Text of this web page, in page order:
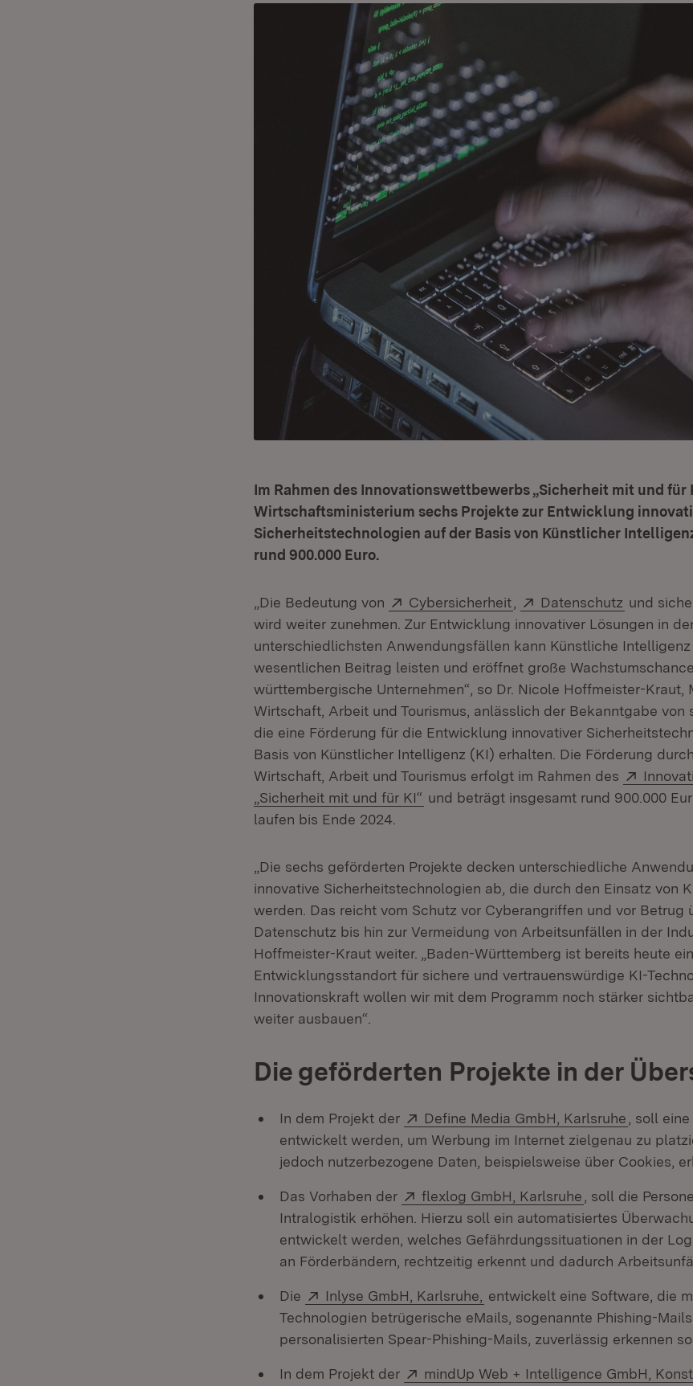
Im Rahmen des Innovationswettbewerbs „Sicherheit mit und für
Wirtschaftsministerium sechs Projekte zur Entwicklung
Sicherheitstechnologien auf der Basis von Künstlicher
rund 900.000 Euro.
„Die Bedeutung von Extern:
Cybersicherheit (Öffnet in neuem Fenster)
Extern:
Datenschutz (Öffnet in
und
wird weiter zunehmen. Zur Entwicklung innovativer Lösungen in
unterschiedlichsten Anwendungsfällen kann Künstliche
wesentlichen Beitrag leisten und eröffnet große
württembergische Unternehmen“, so Dr. Nicole Hoffmeister-Kraut,
Wirtschaft, Arbeit und Tourismus, anlässlich der Bekanntgabe von
die eine Förderung für die Entwicklung innovativer
Basis von Künstlicher Intelligenz (KI) erhalten. Die Förderung
Wirtschaft, Arbeit und Tourismus erfolgt im Rahmen des
Extern:
„Sicherheit mit und für KI“ (Öffnet in neuem Fenster)
und beträgt insgesamt rund 900.000
laufen bis Ende 2024.
„Die sechs geförderten Projekte decken unterschiedliche
innovative Sicherheitstechnologien ab, die durch den Einsatz von
werden. Das reicht vom Schutz vor Cyberangriffen und vor Betrug
Datenschutz bis hin zur Vermeidung von Arbeitsunfällen in der
Hoffmeister-Kraut weiter. „Baden-Württemberg ist bereits heute
Entwicklungsstandort für sichere und vertrauenswürdige KI-
Innovationskraft wollen wir mit dem Programm noch stärker
weiter ausbauen“.
Die geförderten Projekte in der
In dem Projekt der Extern:
Define Media GmbH, Karlsruhe (Öffnet
, soll
entwickelt werden, um Werbung im Internet zielgenau zu
jedoch nutzerbezogene Daten, beispielsweise über Cookies,
Das Vorhaben der Extern:
flexlog GmbH, Karlsruhe (Öffnet in
, soll die
Intralogistik erhöhen. Hierzu soll ein automatisiertes
entwickelt werden, welches Gefährdungssituationen in der
an Förderbändern, rechtzeitig erkennt und dadurch
Die Extern:
Inlyse GmbH, Karlsruhe, (Öffnet in neuem Fenster)
entwickelt eine Software, die
Technologien betrügerische eMails, sogenannte Phishing-
personalisierten Spear-Phishing-Mails, zuverlässig erkennen
In dem Projekt der Extern:
mindUp Web + Intelligence GmbH,